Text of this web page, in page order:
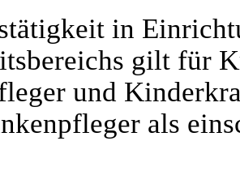
in
gilt für
und
als